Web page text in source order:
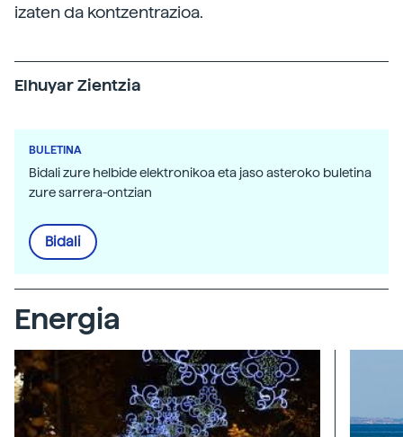
izaten da kontzentrazioa.
Elhuyar Zientzia
BULETINA
Bidali zure helbide elektronikoa eta jaso asteroko buletina
zure sarrera-ontzian
Bidali
Energia